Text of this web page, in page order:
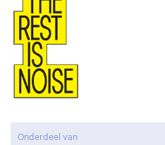
Onderdeel van